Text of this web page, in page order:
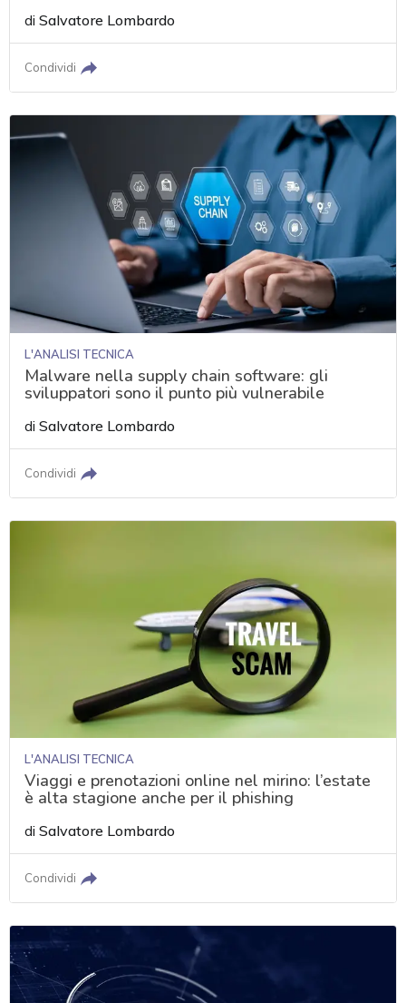
diSalvatore Lombardo
Condividi
L'ANALISI TECNICA
Malware nella supply chain software: gli
sviluppatori sono il punto più vulnerabile
diSalvatore Lombardo
Condividi
L'ANALISI TECNICA
Viaggi e prenotazioni online nel mirino: l’estate
è alta stagione anche per il phishing
diSalvatore Lombardo
Condividi